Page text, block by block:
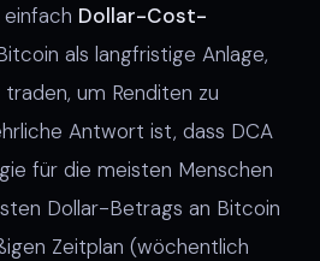
Dollar-Cost-
als langfristige Anlage,
um Renditen zu
Antwort ist, dass DCA
für die meisten Menschen
Dollar-Betrags an Bitcoin
Zeitplan (wöchentlich